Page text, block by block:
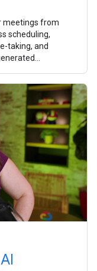
meetings from
scheduling,
taking, and